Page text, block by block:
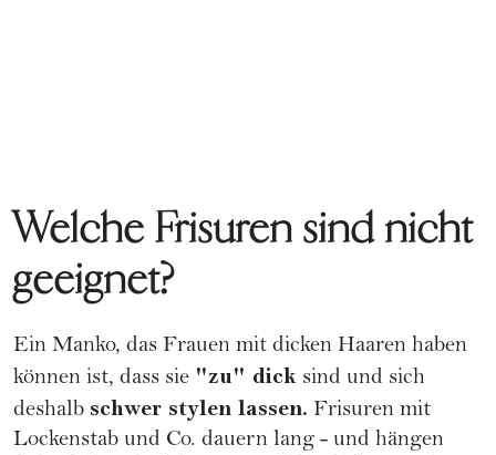
Welche Frisuren sind nicht
geeignet?
Ein Manko, das Frauen mit dicken Haaren haben
können ist, dass sie "zu" dick sind und sich
deshalb schwer stylen lassen. Frisuren mit
Lockenstab und Co. dauern lang - und hängen